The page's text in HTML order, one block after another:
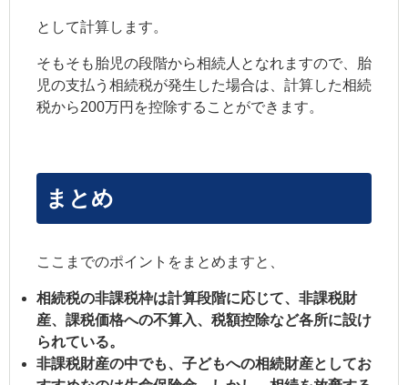
として計算します。
そもそも胎児の段階から相続人となれますので、胎
児の支払う相続税が発生した場合は、計算した相続
税から200万円を控除することができます。
まとめ
ここまでのポイントをまとめますと、
相続税の非課税枠は計算段階に応じて、非課税財
産、課税価格への不算入、税額控除など各所に設け
られている。
非課税財産の中でも、子どもへの相続財産としてお